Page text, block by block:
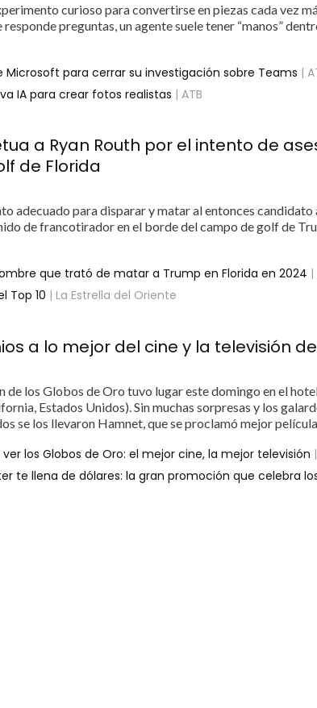
curioso para convertirse en piezas cada vez
preguntas, un agente suele tener “manos”
para cerrar su investigación sobre Teams |
IA para crear fotos realistas | ATB
a Ryan Routh por el intento de
de Florida
adecuado para disparar y matar al entonces candidato
de francotirador en el borde del campo de golf de
que trató de matar a Trump en Florida en 2024
Top 10 | La Estrella del Oriente
a lo mejor del cine y la televisión
de los Globos de Oro tuvo lugar este domingo en el
Estados Unidos). Sin muchas sorpresas y los
se los llevaron Hamnet, que se proclamó mejor película
los Globos de Oro: el mejor cine, la mejor televisión
te llena de dólares: la gran promoción que celebra